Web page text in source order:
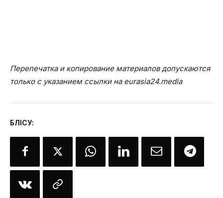
Перепечатка и копирование материалов допускаются
только с указанием ссылки на eurasia24.media
БӨЛІСУ: